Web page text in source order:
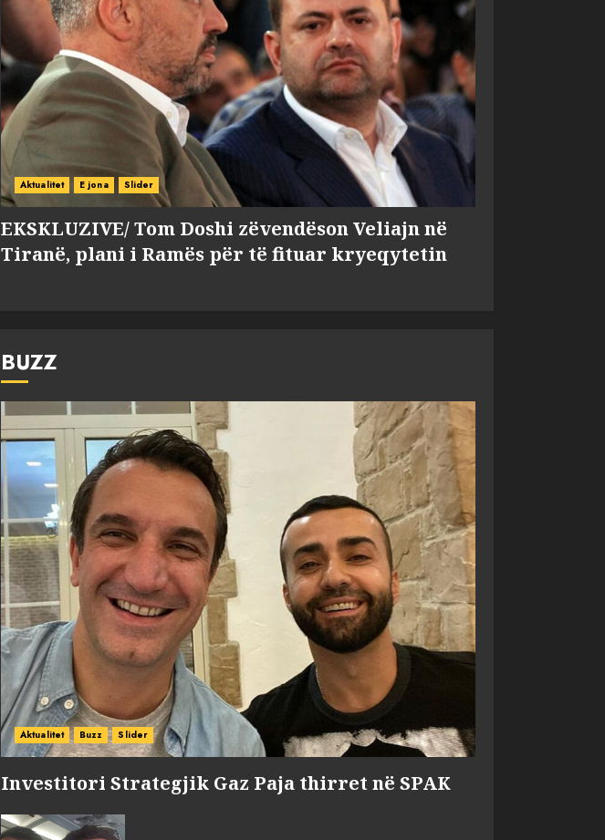
Aktualitet E jona Slider
EKSKLUZIVE/ Tom Doshi zëvendëson Veliajn në
Tiranë, plani i Ramës për të fituar kryeqytetin
BUZZ
Aktualitet Buzz Slider
Investitori Strategjik Gaz Paja thirret në SPAK